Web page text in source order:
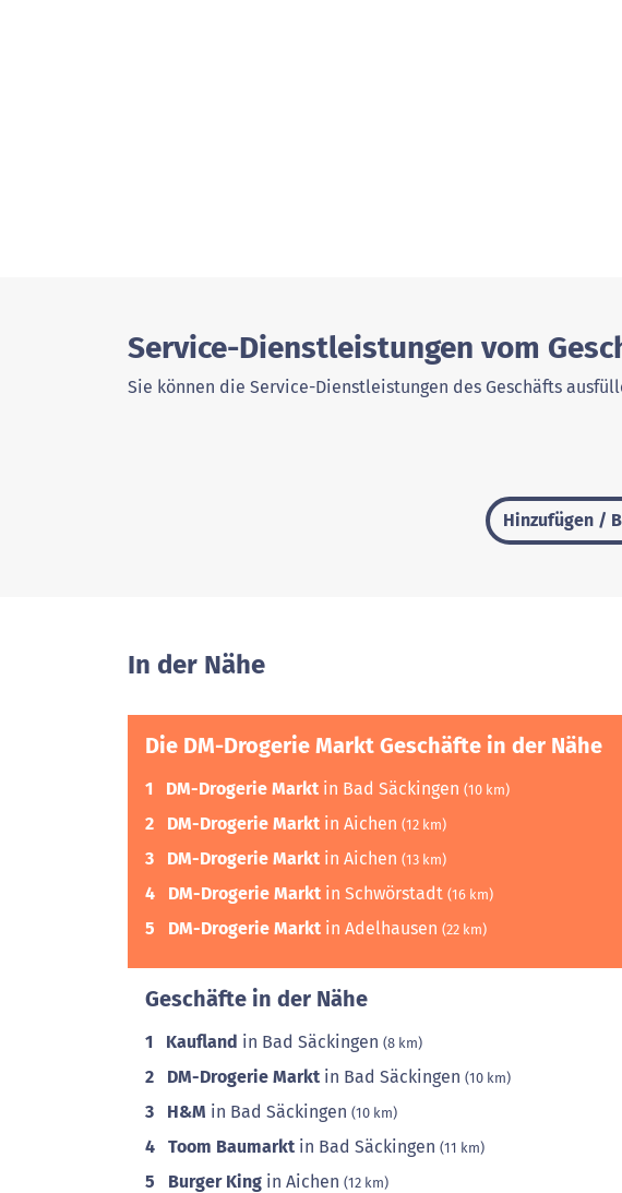
Service-Dienstleistungen vom
Sie können die Service-Dienstleistungen des Geschäfts
Hinzufügen /
In der Nähe
Die DM-Drogerie Markt Geschäfte in der Nähe
1 DM-Drogerie Markt in Bad Säckingen (10 km)
2 DM-Drogerie Markt in Aichen (12 km)
3 DM-Drogerie Markt in Aichen (13 km)
4 DM-Drogerie Markt in Schwörstadt (16 km)
5 DM-Drogerie Markt in Adelhausen (22 km)
Geschäfte in der Nähe
1 Kaufland in Bad Säckingen (8 km)
2 DM-Drogerie Markt in Bad Säckingen (10 km)
3 H&M in Bad Säckingen (10 km)
4 Toom Baumarkt in Bad Säckingen (11 km)
5 Burger King in Aichen (12 km)